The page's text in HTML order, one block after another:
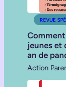
REVUE
jeunes et
an de
Action